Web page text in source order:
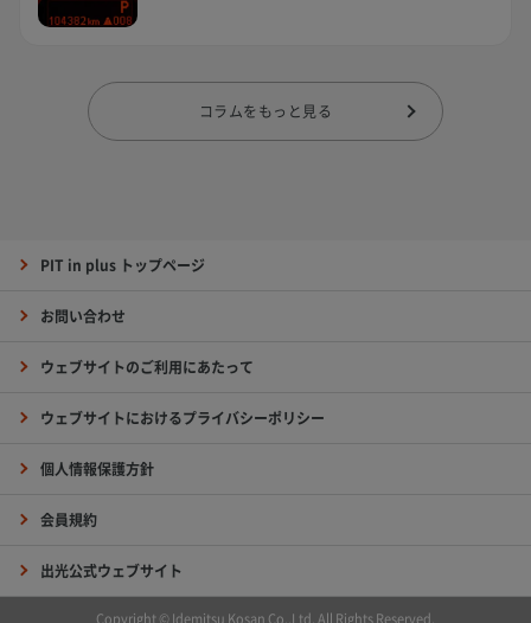
コラムをもっと見る
PIT in plus トップページ
お問い合わせ
ウェブサイトのご利用にあたって
ウェブサイトにおけるプライバシーポリシー
個人情報保護方針
会員規約
出光公式ウェブサイト
Copyright © Idemitsu Kosan Co.,Ltd. All Rights Reserved.